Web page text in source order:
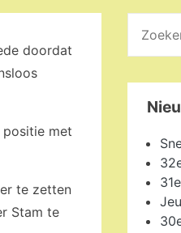
doordat
positie met
te zetten
Stam te
naar: